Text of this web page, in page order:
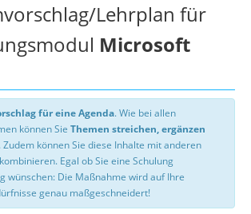
Lehrplan für
Microsoft
für eine Agenda. Wie bei allen
können Sie Themen streichen, ergänzen
. Zudem können Sie diese Inhalte mit anderen
Egal ob Sie eine Schulung
wünschen: Die Maßnahme wird auf Ihre
genau maßgeschneidert!